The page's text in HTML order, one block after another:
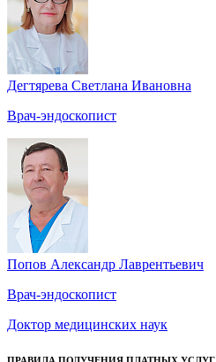
Дегтярева Светлана Ивановна
Врач-эндоскопист
Попов Александр Лаврентьевич
Врач-эндоскопист
Доктор медицинских наук